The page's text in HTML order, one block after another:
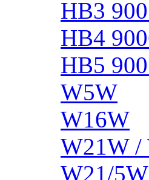
HB3
HB4
HB5
W5W
W16W
W21W
W21/5W